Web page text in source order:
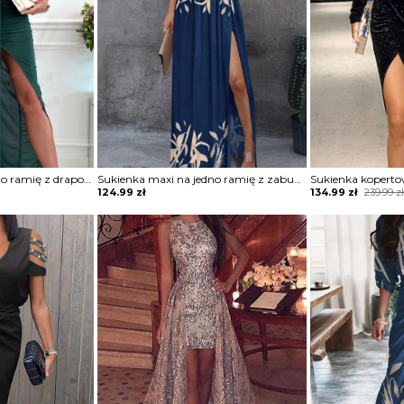
Sukienka maxi na jedno ramię z drapowaniem Sukienka maxi na jedno ramię z zabudowanym dekoltem
124.99 zł 239.99zł
Original
was:
239.99 zł.
134.99 zł
Current
is:
134.99 zł.